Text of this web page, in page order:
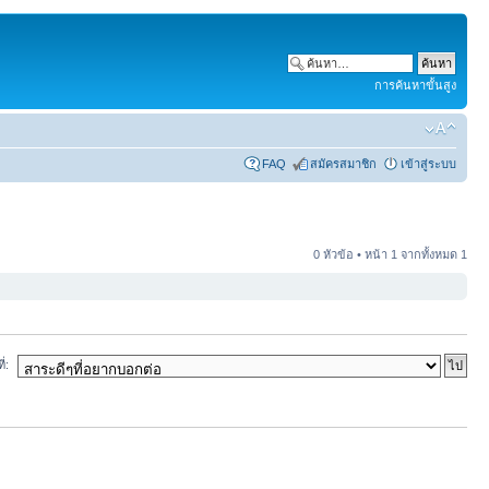
การค้นหาขั้นสูง
FAQ สมัครสมาชิก เข้าสู่ระบบ
0 หัวข้อ • หน้า 1 จากทั้งหมด 1
: